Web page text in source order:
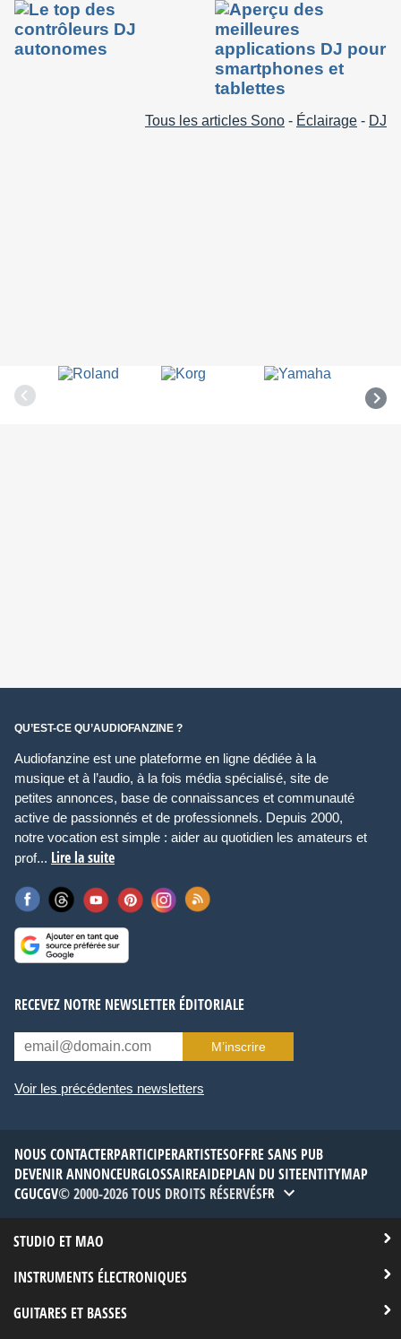
Tous les articles Sono - Éclairage - DJ
QU’EST-CE QU’AUDIOFANZINE ?
Audiofanzine est une plateforme en ligne dédiée à la
musique et à l’audio, à la fois média spécialisé, site de
petites annonces, base de connaissances et communauté
active de passionnés et de professionnels. Depuis 2000,
notre vocation est simple : aider au quotidien les amateurs et
prof... Lire la suite
RECEVEZ NOTRE NEWSLETTER ÉDITORIALE
M’inscrire
Voir les précédentes newsletters
NOUS CONTACTERPARTICIPERARTISTESOFFRE SANS PUB
DEVENIR ANNONCEURGLOSSAIREAIDEPLAN DU SITEENTITYMAP
CGUCGV© 2000-2026 TOUS DROITS RÉSERVÉSFR
STUDIO ET MAO
INSTRUMENTS ÉLECTRONIQUES
GUITARES ET BASSES